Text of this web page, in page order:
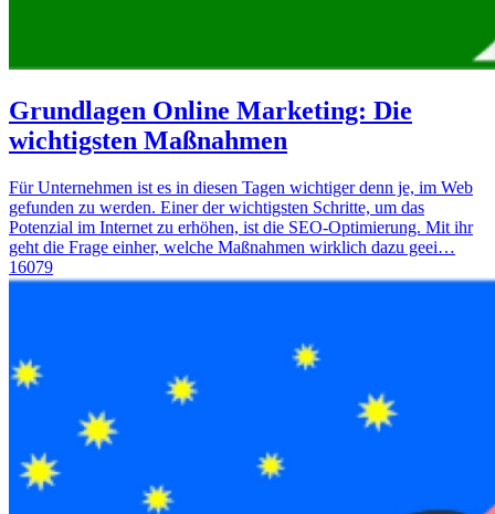
Grundlagen Online Marketing: Die
wichtigsten Maßnahmen
Für Unternehmen ist es in diesen Tagen wichtiger denn je, im Web
gefunden zu werden. Einer der wichtigsten Schritte, um das
Potenzial im Internet zu erhöhen, ist die SEO-Optimierung. Mit ihr
geht die Frage einher, welche Maßnahmen wirklich dazu geei…
16079